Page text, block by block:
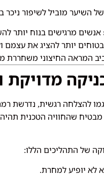
השיער מוביל לשיפור ניכר
אנשים מרגישים בנוח יותר
יותר להציג את עצמם
המראה החיצוני משחררת
מדויקת
להצלחה רגשית, נדרשת
מבטיח שהחוויה הטכנית
של התהליכים הללו:
לא יופיע למחרת.